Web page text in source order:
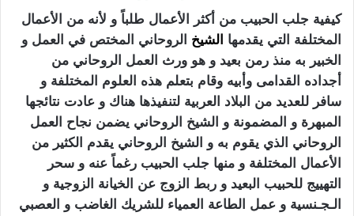
كيفية جلب الحبيب من أكثر الأعمال طلباً و لأنه من الأعمال
المختلفة التي يقدمها الشيخ الروحاني المختص في العمل و
الخبير به منذ رمن بعيد و هو ورث العمل الروحاني من
أجداده القدامى وأبيه وقام بتعلم هذه العلوم المختلفة و
سافر للعديد من البلاد العربية لتنفيذها هناك و عادت نتائجها
المبهرة و المضمونة و الشيخ الروحاني يضمن نجاح العمل
الروحاني الذي يقوم به و الشيخ الروحاني يقدم الكثير من
الأعمال المختلفة و منها جلب الحبيب رغماً عنه و سحر
التهييج للحبيب البعيد و ربط الزوج عن الخيانة الزوجية و
الـجـنسية و عمل الطاعة العمياء للشريك الغاضب و العصبي